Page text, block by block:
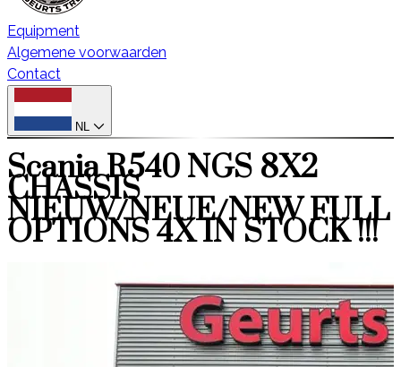
Equipment
Algemene voorwaarden
Contact
NL
Scania R540 NGS 8X2
CHASSIS
NIEUW/NEUE/NEW FULL
OPTIONS 4X IN STOCK !!!